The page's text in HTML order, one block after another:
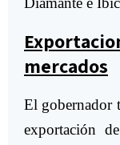
mercados
El gobernador
exportación